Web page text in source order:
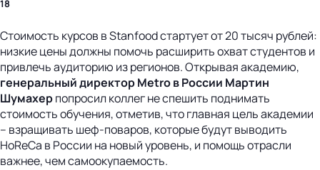
18
Стоимость курсов в Stanfood стартует от 20 тысяч рублей:
низкие цены должны помочь расширить охват студентов и
привлечь аудиторию из регионов. Открывая академию,
генеральный директор Metro в России Мартин
Шумахерпопросил коллег не спешить поднимать
стоимость обучения, отметив, что главная цель академии
– взращивать шеф-поваров, которые будут выводить
HoReCa в России на новый уровень, и помощь отрасли
важнее, чем самоокупаемость.